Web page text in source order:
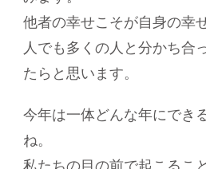
他者の幸せこそが自身の幸
人でも多くの人と分かち合
たらと思います。
今年は一体どんな年にでき
ね。